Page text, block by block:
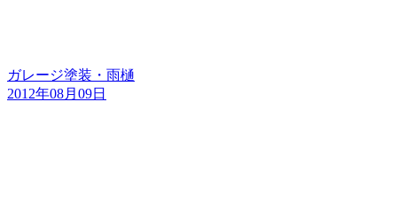
ガレージ塗装・雨樋
2012年08月09日